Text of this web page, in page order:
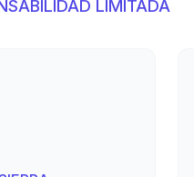
LIMITADA